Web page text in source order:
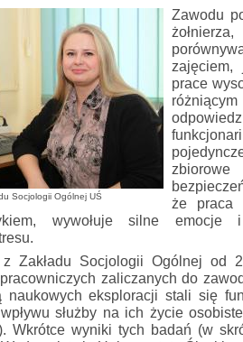
Socjologii Ogólnej UŚ
Zawodu
zajęciem,
prace
że praca
wywołuje silne
Zakładu Socjologii Ogólnej od
zaliczanych do
naukowych eksploracji stali się
służby na ich życie
Wkrótce wyniki tych badań (w